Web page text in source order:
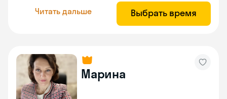
Читать дальше Выбрать время
Марина